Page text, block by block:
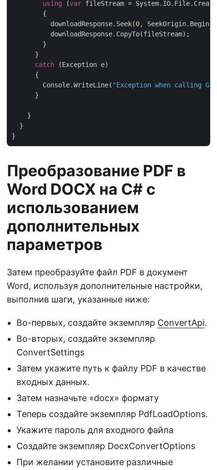
using (var fileStream =
        {
          downloadResponse.Seek(
0, SeekOrigin.Begin);
          downloadResponse.CopyTo(fileStream);
        }
      }
catch (Exception e)
      {
        Console.WriteLine(
"Exception when calling
      }
    }
  }
Преобразование PDF в
Word DOCX на C# с
использованием
дополнительных
параметров
Затем преобразуйте файл PDF в документ
Word, используя дополнительные настройки,
выполнив шаги, указанные ниже:
Во-первых, создайте экземпляр ConvertApi.
Во-вторых, создайте экземпляр
ConvertSettings
Затем укажите путь к файлу PDF в качестве
входных данных.
Затем назначьте «docx» формату
Теперь создайте экземпляр PdfLoadOptions.
Укажите пароль для входного файла
Создайте экземпляр DocxConvertOptions
При желании установите различные